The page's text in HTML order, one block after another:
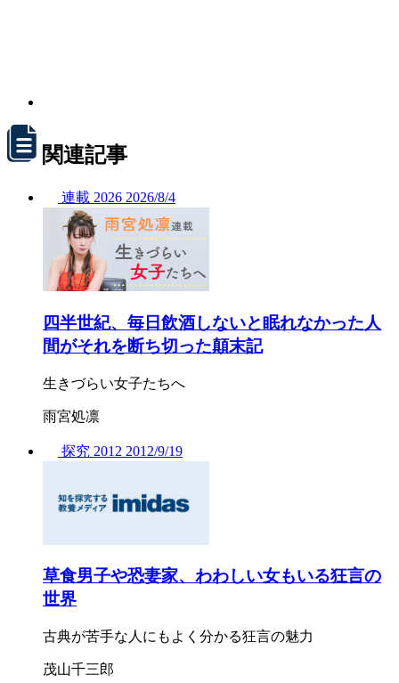
関連記事
連載 2026 2026/8/4
四半世紀、毎日飲酒しないと眠れなかった人
間がそれを断ち切った顛末記
生きづらい女子たちへ
雨宮処凛
探究 2012 2012/9/19
草食男子や恐妻家、わわしい女もいる狂言の
世界
古典が苦手な人にもよく分かる狂言の魅力
茂山千三郎